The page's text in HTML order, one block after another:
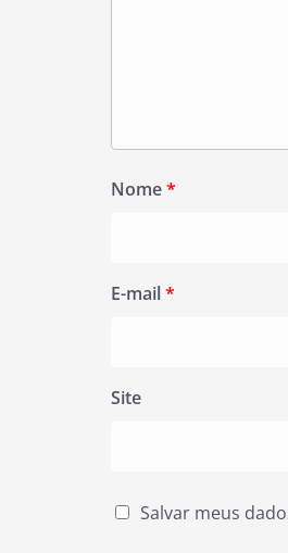
Nome*
E-mail*
Site
Salvar meus